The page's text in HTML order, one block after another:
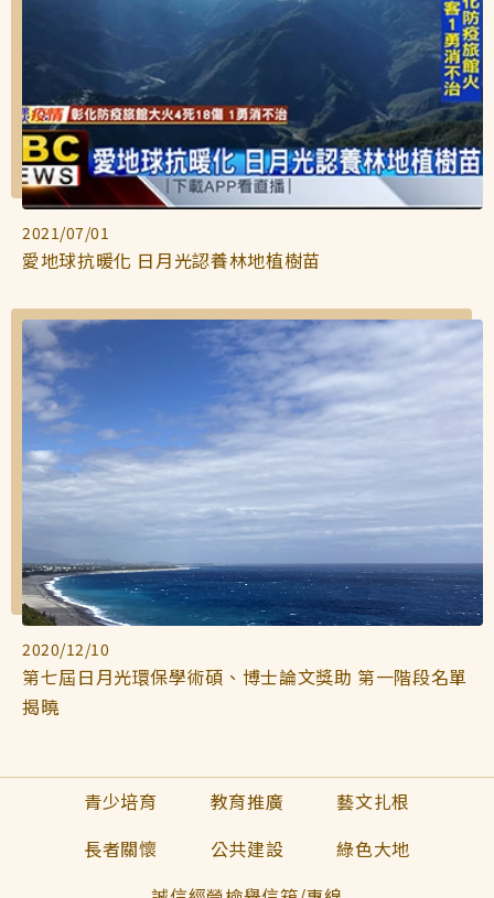
2021/07/01
愛地球抗暖化 日月光認養林地植樹苗
2020/12/10
第七屆日月光環保學術碩、博士論文獎助 第一階段名單
揭曉
青少培育 教育推廣
藝文扎根
長者關懷
公共建設
綠色大地